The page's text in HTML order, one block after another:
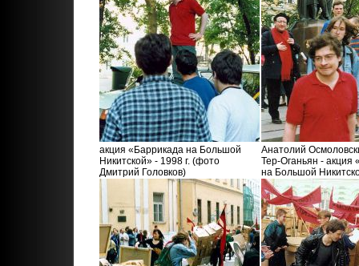
акция «Баррикада на Большой
Никитской» - 1998 г. (фото
Дмитрий Головков)
Анатолий
Тер-Оганьян - акция
на Большой